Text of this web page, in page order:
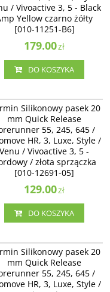
/ Vivoactive 3, 5 - Black
Yellow czarno żółty
[010-11251-B6]
179.00zł
DO KOSZYKA
Silikonowy pasek 20 mm
Release Forerunner 55, 245,
/ Vivomove HR, 3, Luxe, Style /
/ Vivoactive 3 - Bordowy /
sprzączka [010-12691-05]
Silikonowy pasek 20
mm Quick Release
55, 245, 645 /
HR, 3, Luxe, Style /
Venu / Vivoactive 3, 5 -
/ złota sprzączka
[010-12691-05]
129.00zł
DO KOSZYKA
Silikonowy pasek 20 mm
Release Forerunner 55, 245,
/ Vivomove HR, 3, Luxe, Style /
/ Vivoactive 3 - ciemno
[010-13076-04]
Silikonowy pasek 20
mm Quick Release
55, 245, 645 /
HR, 3, Luxe, Style /